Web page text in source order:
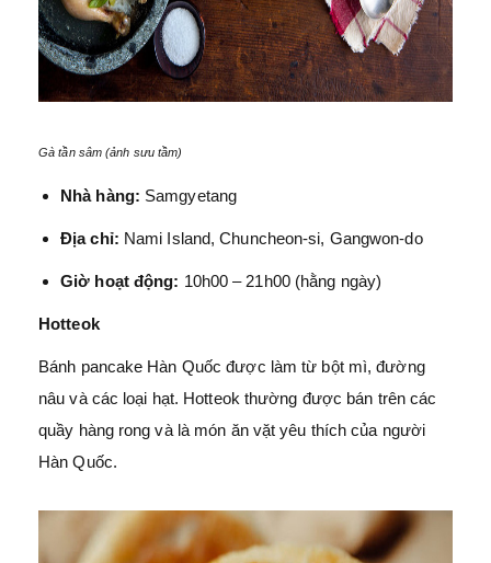
Gà tần sâm (ảnh sưu tầm)
Nhà hàng: Samgyetang
Địa chỉ: Nami Island, Chuncheon-si, Gangwon-do
Giờ hoạt động: 10h00 – 21h00 (hằng ngày)
Hotteok
Bánh pancake Hàn Quốc được làm từ bột mì, đường
nâu và các loại hạt. Hotteok thường được bán trên các
quầy hàng rong và là món ăn vặt yêu thích của người
Hàn Quốc.